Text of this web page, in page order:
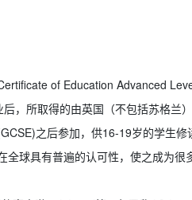
of Education Advanced
，所取得的由英国（不包括苏格兰
之后参加，供16-19岁的学生
球具有普遍的认可性，使之成为很